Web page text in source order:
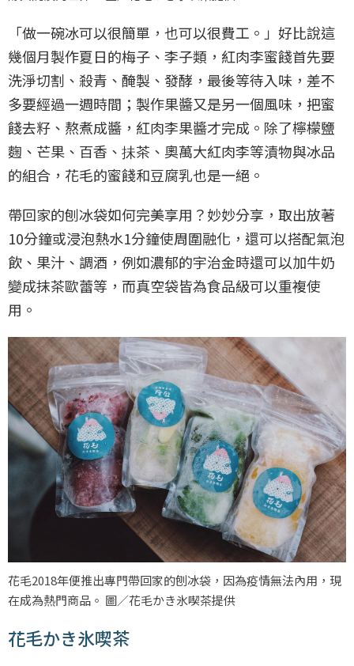
「做一碗冰可以很簡單，也可以很費工。」好比說這
幾個月製作夏日的梅子、李子類，紅肉李蜜餞首先要
洗淨切割、殺青、醃製、發酵，最後等待入味，差不
多要經過一週時間；製作果醬又是另一個風味，把蜜
餞去籽、熬煮成醬，紅肉李果醬才完成。除了檸檬鹽
麴、芒果、百香、抺茶、奧萬大紅肉李等漬物與冰品
的組合，花毛的蜜餞和豆腐乳也是一絕。
帶回家的刨冰袋如何完美享用？妙妙分享，取出放著
10分鐘或浸泡熱水1分鐘使周圍融化，還可以搭配氣泡
飲、果汁、調酒，例如濃郁的宇治金時還可以加牛奶
變成抹茶歐蕾等，而真空袋皆為食品級可以重複使
用。
花毛2018年便推出專門帶回家的刨冰袋，因為疫情無法內用，現
在成為熱門商品。 圖／花毛かき氷喫茶提供
花毛かき氷喫茶